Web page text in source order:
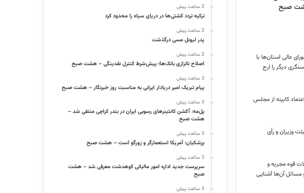
صبح
عالی استان‌ها با
دیگر را ارج
کابینه از مجلس
وزیران و رأی
قوه مجریه و
مسائل آن‌ها آشنایی
2 ساعت پیش
ترکیه تردد کشتی‌ها در دریای سیاه را محدود کرد
2 ساعت پیش
پدر لیونل مسی درگذشت
2 ساعت پیش
اصلاح ناترازی بانک‌ها؛ پیش‌شرط کنترل نقدینگی – هشت صبح
3 ساعت پیش
پیام تبریک امیر دریادار ایرانی به مناسبت روز خبرنگار – هشت صبح
3 ساعت پیش
پل‌مه: آکشن کانتینرهای رسوبی ایران در بندر کراچی منتفی شد –
هشت صبح
3 ساعت پیش
پزشکیان: آمریکا استعمارگر و زورگو است – هشت صبح
3 ساعت پیش
سرپرست جدید اداره امور مالیاتی کوهدشت معرفی شد – هشت
صبح
3 ساعت پیش